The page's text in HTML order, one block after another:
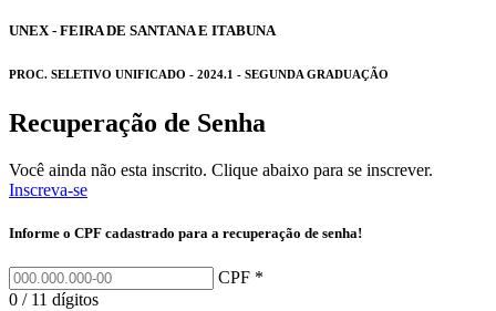
UNEX - FEIRA DE SANTANA E ITABUNA
PROC. SELETIVO UNIFICADO - 2024.1 - SEGUNDA GRADUAÇÃO
Recuperação de Senha
Você ainda não esta inscrito. Clique abaixo para se inscrever.
Inscreva-se
Informe o CPF cadastrado para a recuperação de senha!
CPF *
0 / 11 dígitos